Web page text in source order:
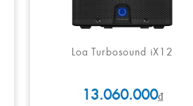
Loa Turbosound iX12
13.060.000₫